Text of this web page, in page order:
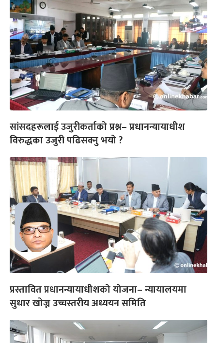
सांसदहरूलाई उजुरीकर्ताको प्रश्न– प्रधानन्यायाधीश
विरुद्धका उजुरी पढिसक्नु भयो ?
प्रस्तावित प्रधानन्यायाधीशको योजना– न्यायालयमा
सुधार खोज्न उच्चस्तरीय अध्ययन समिति